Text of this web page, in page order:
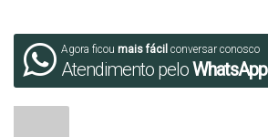
Agora ficou mais fácil conversar conosco
Atendimento peloWhatsApp